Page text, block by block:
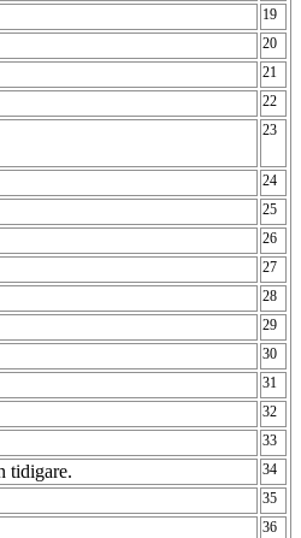
19
20
21
22
23
24
25
26
27
28
29
30
31
32
33
tidigare. 34
35
36